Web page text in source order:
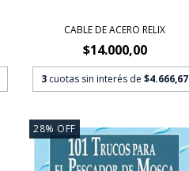
CABLE DE ACERO RELIX
$14.000,00
3 cuotas sin interés de$4.666,67
28%OFF